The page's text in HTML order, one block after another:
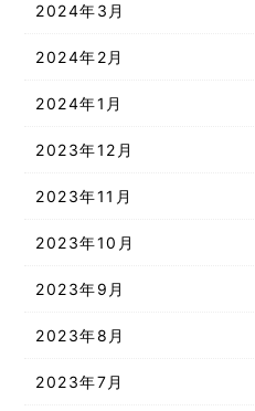
2024年3月
2024年2月
2024年1月
2023年12月
2023年11月
2023年10月
2023年9月
2023年8月
2023年7月